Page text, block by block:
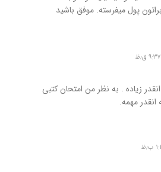
پول میفرسته. موفق باشید
زیاده . به نظر من امتحان کتبی
مهمه.